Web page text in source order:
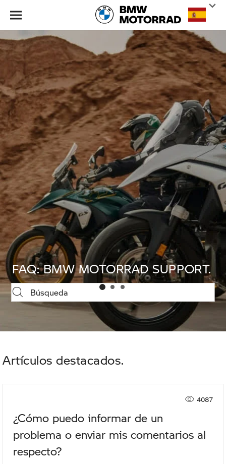
FAQ: BMW MOTORRAD SUPPORT
FAQ: BMW MOTORRAD SUPPORT
FAQ: BMW MOTORRAD
FAQ: BMW MOTORRAD SUPPORT
Artículos destacados
4087
¿Cómo puedo informar de un
problema o enviar mis comentarios al
respecto?